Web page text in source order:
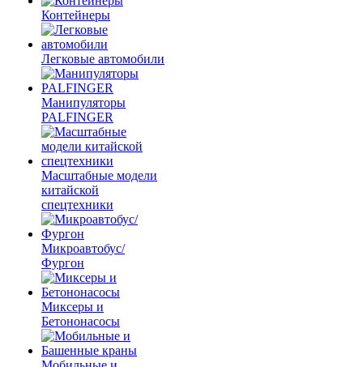
Контейнеры
Легковые автомобили
Манипуляторы
PALFINGER
Масштабные модели
китайской
спецтехники
Микроавтобус/
Фургон
Миксеры и
Бетононасосы